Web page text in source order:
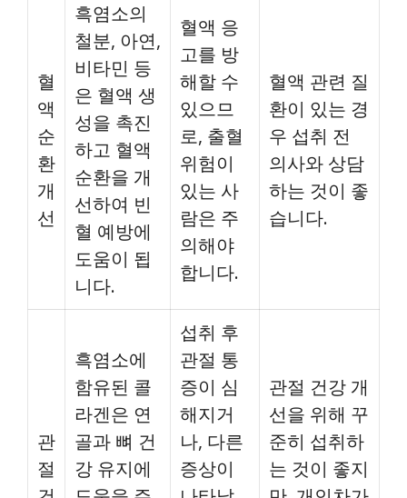
혈
액
순
환
개
선
흑염소의
철분, 아연,
비타민 등
은 혈액 생
성을 촉진
하고 혈액
순환을 개
선하여 빈
혈 예방에
도움이 됩
니다.
혈액 응
고를 방
해할 수
있으므
로, 출혈
위험이
있는 사
람은 주
의해야
합니다.
혈액 관련 질
환이 있는 경
우 섭취 전
의사와 상담
하는 것이 좋
습니다.
관
절
흑염소에
함유된 콜
라겐은 연
골과 뼈 건
강 유지에
섭취 후
관절 통
증이 심
해지거
나, 다른
증상이
관절 건강 개
선을 위해 꾸
준히 섭취하
는 것이 좋지